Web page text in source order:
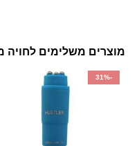
מוצרים משלימים לחויה
-31%